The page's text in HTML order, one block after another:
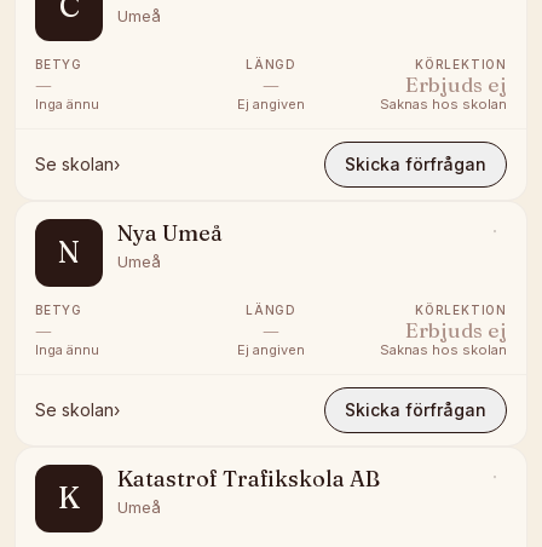
Umeå
BETYG
—
Inga ännu
LÄNGD
—
Ej angiven
KÖRLEKTION
Erbjuds ej
Saknas hos skolan
Se skolan› Skicka förfrågan
N
Nya Umeå
Umeå
BETYG
—
Inga ännu
LÄNGD
—
Ej angiven
KÖRLEKTION
Erbjuds ej
Saknas hos skolan
Se skolan› Skicka förfrågan
K
Katastrof Trafikskola AB
Umeå